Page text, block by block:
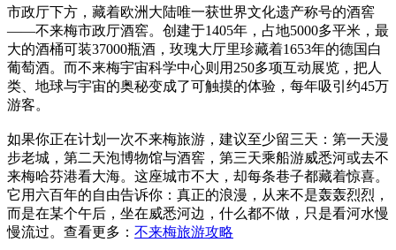
市政厅下方，藏着欧洲大陆唯一获世界文化遗产称号的酒窖
——不来梅市政厅酒窖。创建于1405年，占地5000多平米，最
大的酒桶可装37000瓶酒，玫瑰大厅里珍藏着1653年的德国白
葡萄酒。而不来梅宇宙科学中心则用250多项互动展览，把人
类、地球与宇宙的奥秘变成了可触摸的体验，每年吸引约45万
游客。
如果你正在计划一次不来梅旅游，建议至少留三天：第一天漫
步老城，第二天泡博物馆与酒窖，第三天乘船游威悉河或去不
来梅哈芬港看大海。这座城市不大，却每条巷子都藏着惊喜。
它用六百年的自由告诉你：真正的浪漫，从来不是轰轰烈烈，
而是在某个午后，坐在威悉河边，什么都不做，只是看河水慢
慢流过。查看更多： 不来梅旅游攻略